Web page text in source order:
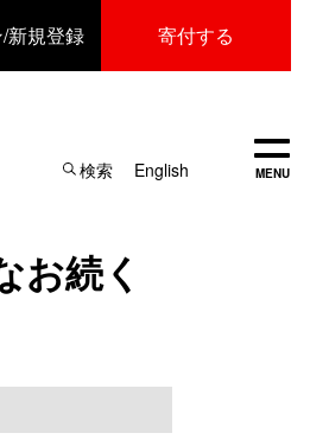
MENU
開く
/新規登録 寄付する
検索 English
続く